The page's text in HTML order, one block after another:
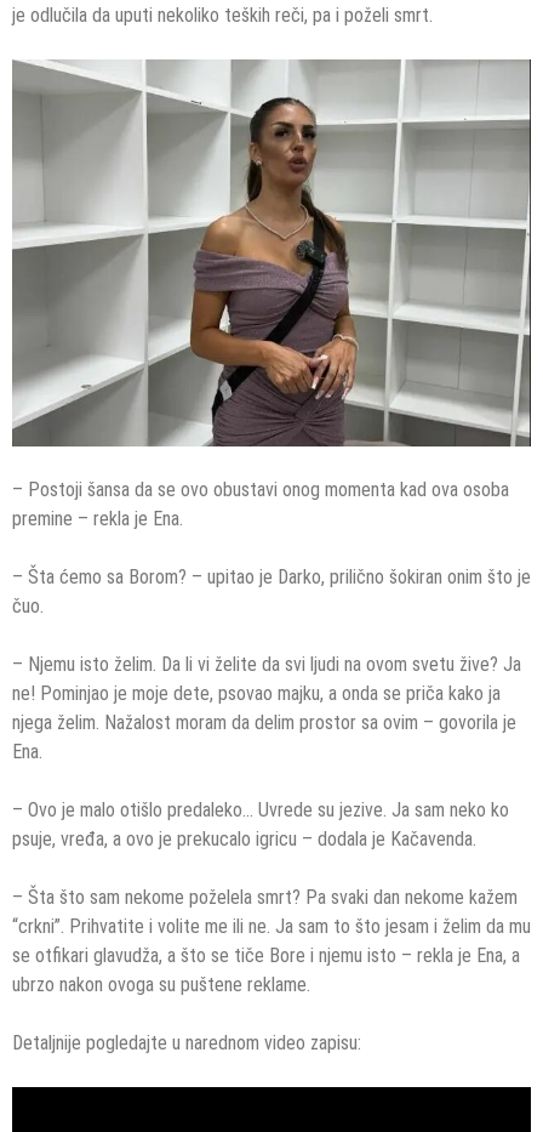
je odlučila da uputi nekoliko teških reči, pa i poželi smrt.
– Postoji šansa da se ovo obustavi onog momenta kad ova osoba
premine – rekla je Ena.
– Šta ćemo sa Borom? – upitao je Darko, prilično šokiran onim što je
čuo.
– Njemu isto želim. Da li vi želite da svi ljudi na ovom svetu žive? Ja
ne! Pominjao je moje dete, psovao majku, a onda se priča kako ja
njega želim. Nažalost moram da delim prostor sa ovim – govorila je
Ena.
– Ovo je malo otišlo predaleko… Uvrede su jezive. Ja sam neko ko
psuje, vređa, a ovo je prekucalo igricu – dodala je Kačavenda.
– Šta što sam nekome poželela smrt? Pa svaki dan nekome kažem
“crkni”. Prihvatite i volite me ili ne. Ja sam to što jesam i želim da mu
se otfikari glavudža, a što se tiče Bore i njemu isto – rekla je Ena, a
ubrzo nakon ovoga su puštene reklame.
Detaljnije pogledajte u narednom video zapisu: